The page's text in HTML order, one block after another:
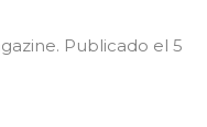
Publicado el 5